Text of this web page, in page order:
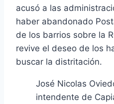
acusó a las
haber abandonado
de los barrios sobre la
revive el deseo de los
buscar la distritación.
José Nicolas
intendente de